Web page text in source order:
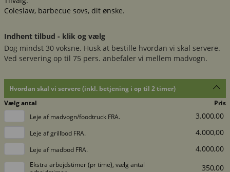
Coleslaw, barbecue sovs, dit ønske.
Indhent tilbud - klik og vælg
Dog mindst 30 voksne. Husk at bestille hvordan vi skal servere.
Ved servering op til 75 pers. anbefaler vi mellem madvogn.
Hvordan skal vi servere (inkl. betjening i op til 2 timer)
Vælg antal
Pris
Leje af madvogn/foodtruck FRA.
3.000,00
Leje af grillbod FRA. 4.000,00
Leje af madbod FRA. 4.000,00
Ekstra arbejdstimer (pr time), vælg antal
350,00